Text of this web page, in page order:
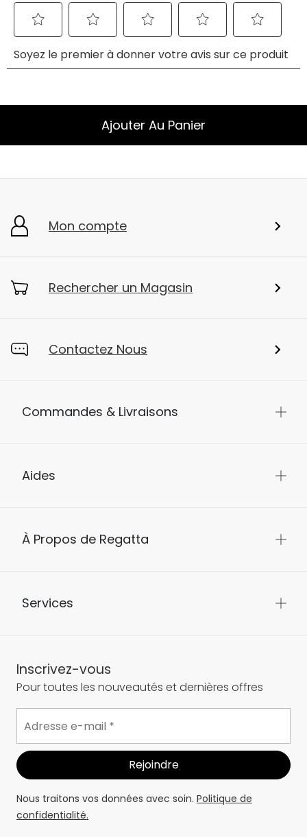
Ajouter Au Panier
Mon compte
Rechercher un Magasin
Contactez Nous
Commandes & Livraisons
Aides
À Propos de Regatta
Services
Inscrivez-vous
Pour toutes les nouveautés et dernières offres
Nous traitons vos données avec soin. Politique de
confidentialité.